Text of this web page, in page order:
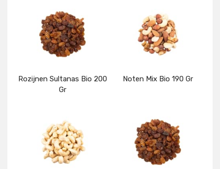
Rozijnen Sultanas Bio 200
Gr
Details
Noten Mix Bio 190 Gr
Details